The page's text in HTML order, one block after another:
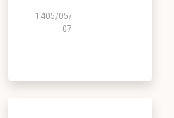
1405/05/
07